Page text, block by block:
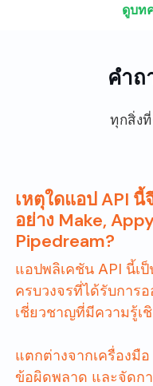
ดูบท
คำถ
ทุกสิ่ง
เหตุใดแอป API นี้
อย่าง Make,
Pipedream?
แอปพลิเคชัน API นี้เ
ครบวงจรที่ได้รับการ
เชี่ยวชาญที่มีความรู้เ
แตกต่างจากเครื่องมื
ข้อผิดพลาด และจัดก